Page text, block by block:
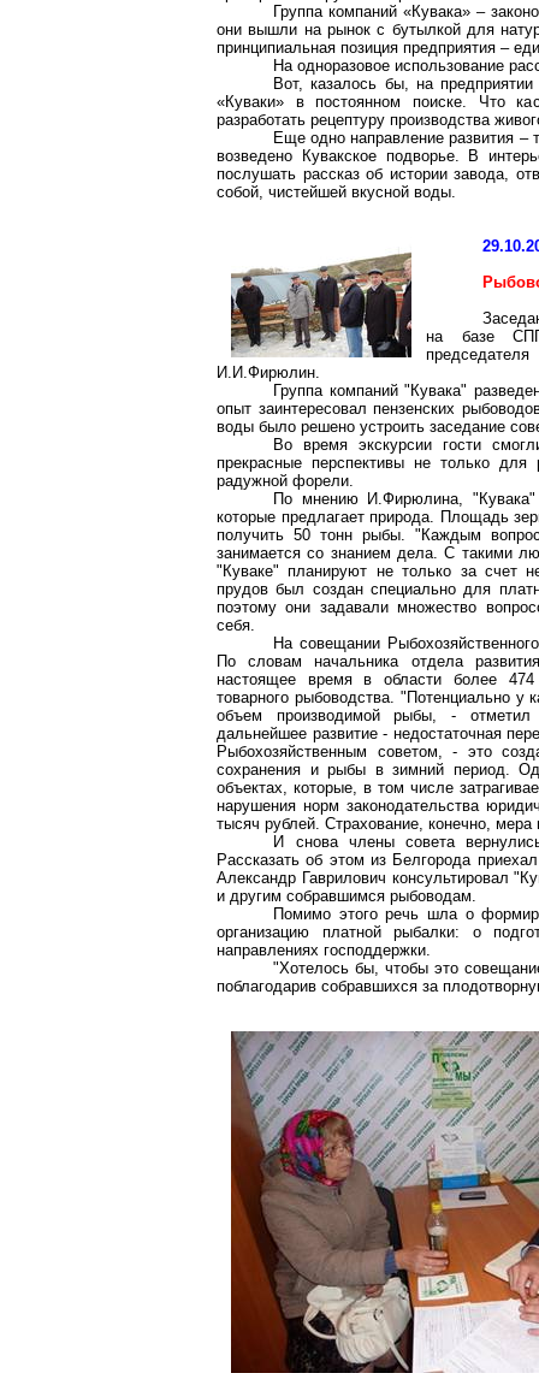
Группа компаний «Кувака» –
они вышли на рынок с бутылкой для
принципиальная позиция предприятия –
На одноразовое использование
Вот, казалось бы, на
«Куваки» в постоянном поиске. Что
разработать рецептуру производства
Еще одно направление развития
возведено Кувакское подворье. В
послушать рассказ об истории завода,
собой, чистейшей вкусной воды.
на базе
И.И.Фирюлин.
Группа компаний "Кувака"
опыт заинтересовал пензенских
воды было решено устроить заседание
Во время экскурсии гости
прекрасные перспективы не только
радужной форели.
По мнению И.Фирюлина, "Кувака"
которые предлагает природа. Площадь
получить 50 тонн рыбы. "Каждым
занимается со знанием дела. С такими
"Куваке" планируют не только за счет
прудов был создан специально для
поэтому они задавали множество
себя.
На совещании
По словам начальника отдела
настоящее время в области более 474
товарного рыбоводства. "Потенциально у
объем производимой рыбы, -
дальнейшее развитие - недостаточная
Рыбохозяйственным советом, - это
сохранения и рыбы в зимний период.
объектах, которые, в том числе
нарушения норм законодательства
тысяч рублей. Страхование, конечно,
И снова члены совета
Рассказать об этом из Белгорода
Александр Гаврилович консультировал
и другим собравшимся рыбоводам.
Помимо этого речь шла о
организацию платной рыбалки: о
направлениях господдержки.
"Хотелось бы, чтобы это
поблагодарив собравшихся за